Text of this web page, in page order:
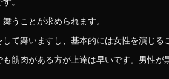
うことが求められます。
て舞いますし、基本的には女性を演じる
筋肉がある方が上達は早いです。男性